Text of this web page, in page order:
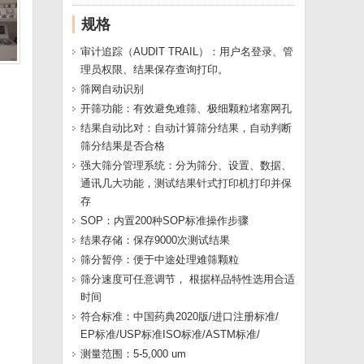
规格
审计追踪（AUDIT TRAIL）：用户名登录、管
理员权限、结果保存查询打印。
筛网自动识别
开筛功能：有效避免难筛、极细颗粒堵塞网孔
结果自动比对：自动计算筛分结果，自动判断
筛分结果是否合格
强大筛分管理系统：分为筛分、设置、数据、
通讯几大功能，测试结果针式打印机打印并保
存
SOP：内置200种SOP标准操作步骤
结果存储：保存9000次测试结果
筛分暂停：便于中途处理难筛颗粒
筛分速度可任意调节， 根据样品特性选用合适
时间
符合标准：中国药典2020版/进口注册标准/
EP标准/USP标准ISO标准/ASTM标准/
测量范围：5-5,000 um